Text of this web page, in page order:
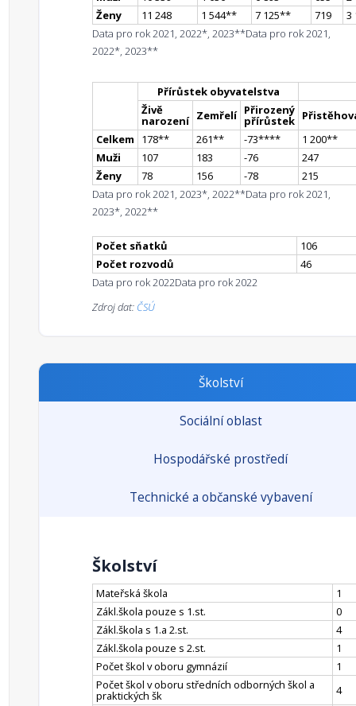
Ženy
11 248 1 544** 7 125** 719
3
Data pro rok 2021, 2022*, 2023**Data pro rok 2021,
2022*, 2023**
Přírůstek obyvatelstva
Živě
narození Zemřelí Přirozený
přírůstek
Celkem
178** 261** -73**** 1 200**
Muži
107 183 -76
247
Ženy
78 156 -78
215
Data pro rok 2021, 2023*, 2022**Data pro rok 2021,
2023*, 2022**
Počet sňatků
106
Počet rozvodů
46
Data pro rok 2022Data pro rok 2022
Zdroj dat: ČSÚ
Školství
Sociální oblast
Hospodářské prostředí
Technické a občanské vybavení
Školství
Mateřská škola
1
Zákl.škola pouze s 1.st.
0
Zákl.škola s 1.a 2.st.
4
Zákl.škola pouze s 2.st.
1
Počet škol v oboru gymnázií
1
Počet škol v oboru středních odborných škol a
praktických šk
4